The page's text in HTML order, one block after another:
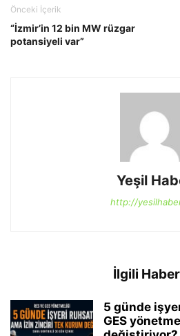
Önceki İçerik
“İzmir’in 12 bin MW rüzgar
potansiyeli var”
Yeşil
http://
İlgili
5 günde
GES